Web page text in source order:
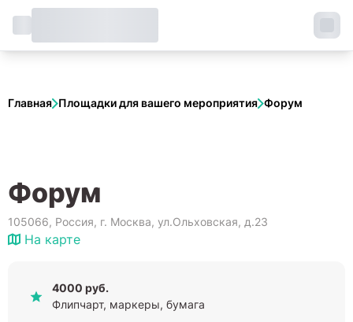
Главная Площадки для вашего мероприятия Форум
Форум
105066, Россия, г. Москва, ул.Ольховская, д.23
На карте
4000 руб.
Флипчарт, маркеры, бумага